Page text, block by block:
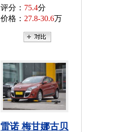
评分： 75.4分
价格： 27.8-30.6万
雷诺 梅甘娜古贝